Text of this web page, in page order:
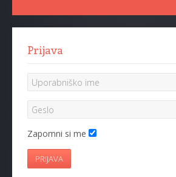
Prijava
Zapomni si me
PRIJAVA